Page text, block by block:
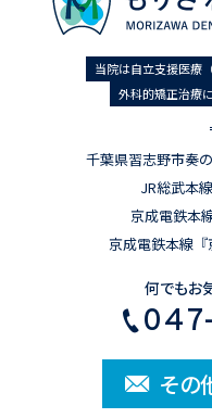
当院は自立支援医療
外科的矯正治療
千葉県習志野市奏
JR総武本
京成電鉄本
京成電鉄本線
何でもお
その